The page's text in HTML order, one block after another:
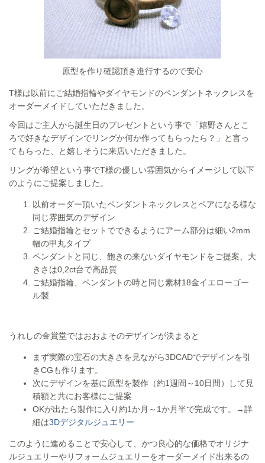
原型を作り確認頂き進行するので安心
T様は以前にご結婚指輪やダイヤモンドのペンダントネックレスを
オーダーメイドしていただきました。
今回はご主人から誕生日のプレゼントという事で「嬉野さんとこ
ろで好きなデザインでリングか何か作ってもらったら？」と言っ
てもらった、と嬉しそうに来店いただきました。
リングが希望という事でT様の優しい雰囲気からイメージして以下
のようにご提案しました。
以前オーダー頂いたペンダントネックレスとペアになる様な
同じ雰囲気のデザイン
ご結婚指輪とセットでできるようにアーム部分は細い2mm
幅の甲丸タイプ
ペンダントと同じ、飽きの来ないダイヤモンドをご提案、大
きさは0,2ct台で高品質
ご結婚指輪、ペンダントの時と同じ素材18金イエローゴー
ル製
うれしの金賞堂ではおおよそのデザインが決まると
まず実際の宝石の大きさを見ながら3DCADでデザインを引
きCGも作ります。
次にデザインを基に原型を製作（約1週間～10日間）して見
積額と共にお客様にご提案
OKが出たら製作に入り約1か月～1か月半で完成です。→詳
細は3Dデジタルジュエリー
このように進めることで安心して、かつ良心的な価格でオリジナ
ルジュエリーやリフォームジュエリーをオーダーメイド出来るの